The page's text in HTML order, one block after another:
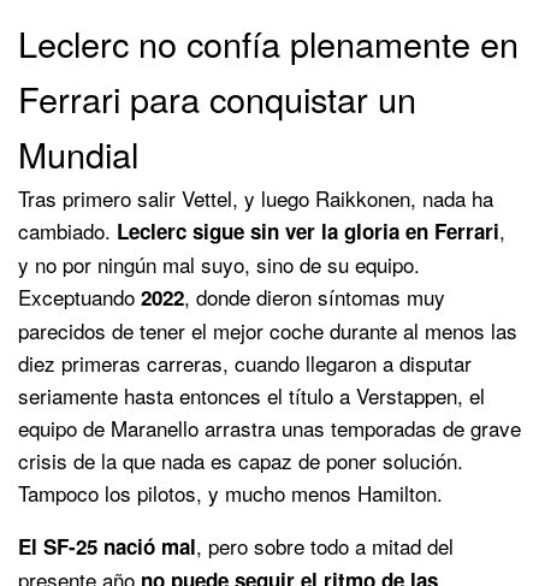
Leclerc no confía plenamente en
Ferrari para conquistar un
Mundial
Tras primero salir Vettel, y luego Raikkonen, nada ha
cambiado. Leclerc sigue sin ver la gloria en Ferrari,
y no por ningún mal suyo, sino de su equipo.
Exceptuando 2022, donde dieron síntomas muy
parecidos de tener el mejor coche durante al menos las
diez primeras carreras, cuando llegaron a disputar
seriamente hasta entonces el título a Verstappen, el
equipo de Maranello arrastra unas temporadas de grave
crisis de la que nada es capaz de poner solución.
Tampoco los pilotos, y mucho menos Hamilton.
El SF-25 nació mal, pero sobre todo a mitad del
presente año no puede seguir el ritmo de las